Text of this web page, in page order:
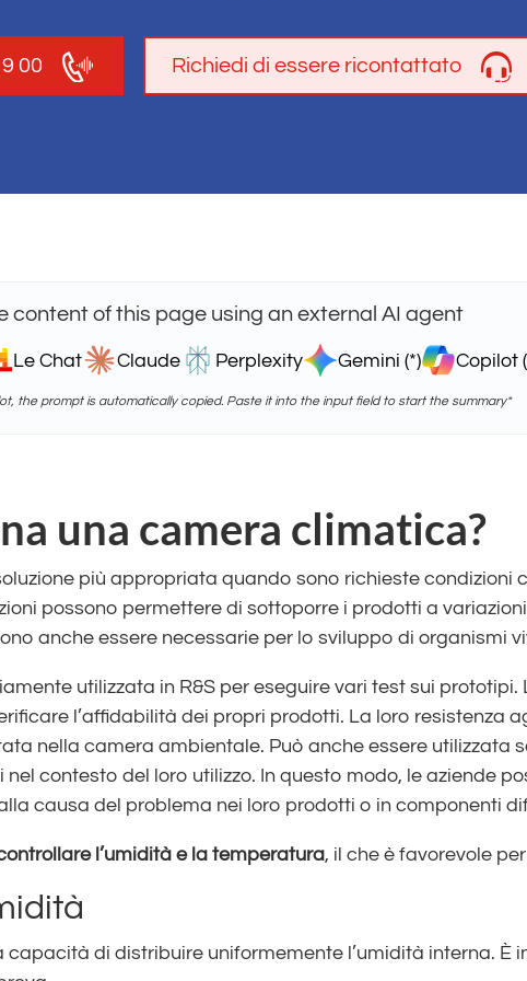
00 Richiedi di essere ricontattato
content of this page using an external AI agent
Le Chat Claude Perplexity Gemini (*) Copilot
the prompt is automatically copied. Paste it into the input field to start the summary*
una camera climatica?
più appropriata quando sono richieste condizioni
possono permettere di sottoporre i prodotti a
anche essere necessarie per lo sviluppo di organismi
utilizzata in R&S per eseguire vari test sui prototipi.
l’affidabilità dei propri prodotti. La loro resistenza
nella camera ambientale. Può anche essere utilizzata
contesto del loro utilizzo. In questo modo, le aziende
causa del problema nei loro prodotti o in componenti
l’umidità e la temperatura, il che è favorevole
di distribuire uniformemente l’umidità interna. È